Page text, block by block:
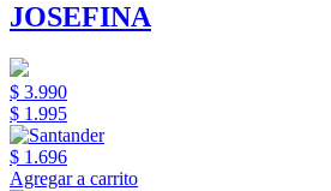
JOSEFINA
$ 3.990
$ 1.995
$ 1.696
Agregar a carrito